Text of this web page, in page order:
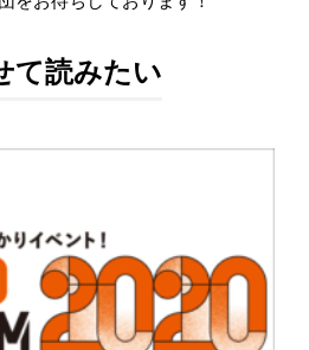
て読みたい